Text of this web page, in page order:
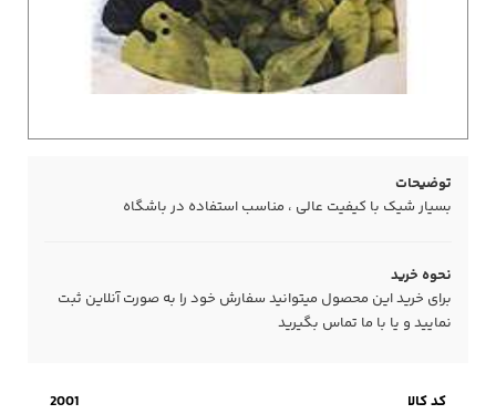
توضیحات
بسیار شیک با کیفیت عالی ، مناسب استفاده در باشگاه
نحوه خرید
برای خرید این محصول میتوانید سفارش خود را به صورت آنلاین ثبت
نمایید و یا با ما تماس بگیرید
کد کالا 2001